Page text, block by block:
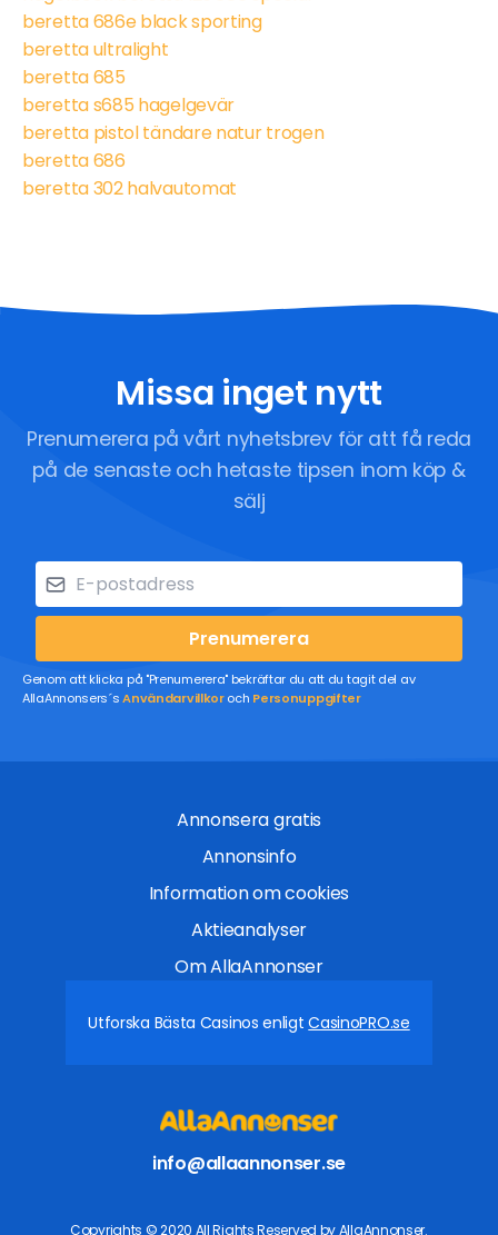
beretta 686e black sporting
beretta ultralight
beretta 685
beretta s685 hagelgevär
beretta pistol tändare natur trogen
beretta 686
beretta 302 halvautomat
Missa inget nytt
Prenumerera på vårt nyhetsbrev för att få reda
på de senaste och hetaste tipsen inom köp &
sälj
Prenumerera
Genom att klicka på "Prenumerera" bekräftar du att du tagit del av
AllaAnnonsers´sAnvändarvillkoroch Personuppgifter
Annonsera gratis
Annonsinfo
Information om cookies
Aktieanalyser
Om AllaAnnonser
Utforska Bästa Casinos enligtCasinoPRO.se
info@allaannonser.se
Copyrights © 2020 All Rights Reserved by AllaAnnonser.